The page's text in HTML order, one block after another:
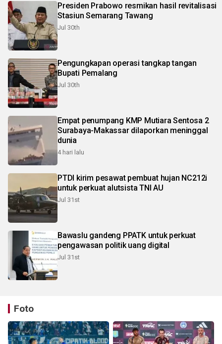
Presiden Prabowo resmikan hasil revitalisasi
Stasiun Semarang Tawang
Jul 30th
Pengungkapan operasi tangkap tangan
Bupati Pemalang
Jul 30th
Empat penumpang KMP Mutiara Sentosa 2
Surabaya-Makassar dilaporkan meninggal
dunia
4 hari lalu
PTDI kirim pesawat pembuat hujan NC212i
untuk perkuat alutsista TNI AU
Jul 31st
Bawaslu gandeng PPATK untuk perkuat
pengawasan politik uang digital
Jul 31st
Foto